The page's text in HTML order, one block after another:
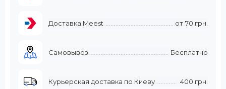
Доставка Meest от 70 грн.
Самовывоз Бесплатно
Курьерская доставка по Киеву 400 грн.